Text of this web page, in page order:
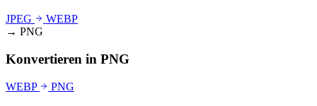
JPEG
WEBP
→ PNG
Konvertieren in PNG
WEBP PNG